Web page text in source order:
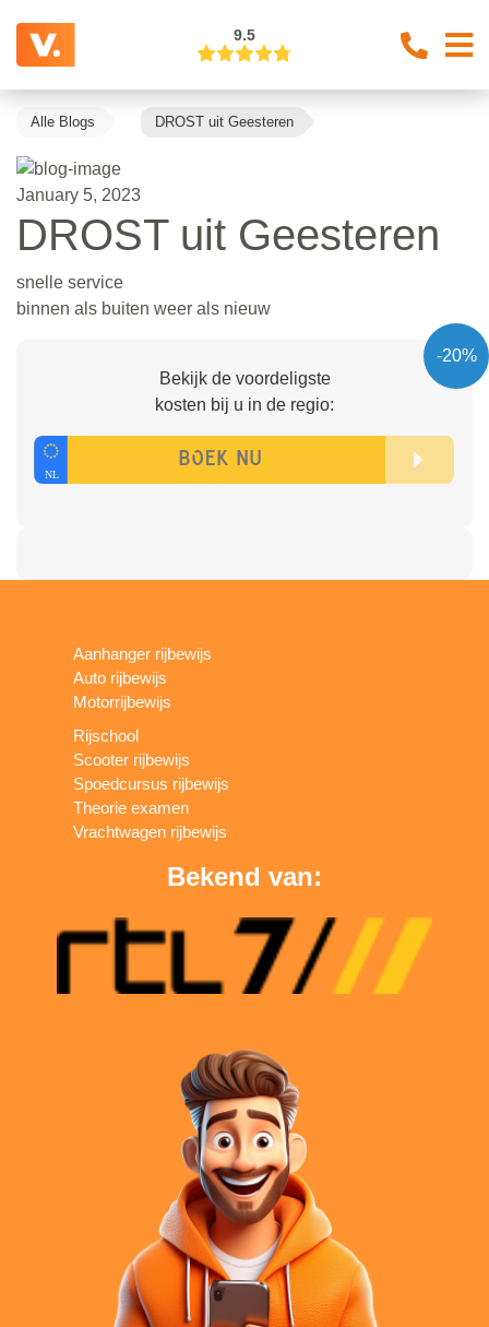
9.5
Alle Blogs DROST uit Geesteren
January 5, 2023
DROST uit Geesteren
snelle service
binnen als buiten weer als nieuw
-20%
Bekijk de voordeligste
kosten bij u in de regio:
Aanhanger rijbewijs
Auto rijbewijs
Motorrijbewijs
Rijschool
Scooter rijbewijs
Spoedcursus rijbewijs
Theorie examen
Vrachtwagen rijbewijs
Bekend van: